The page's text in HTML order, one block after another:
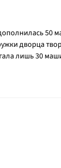
50
дворца
лишь 30